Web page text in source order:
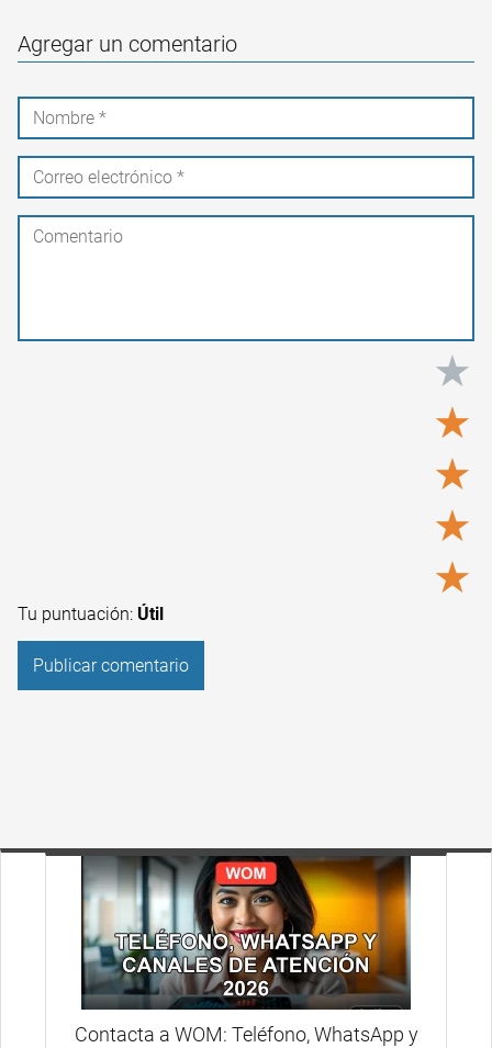
Agregar un comentario
★
★
★
★
★
Tu puntuación: Útil
Contacta a WOM: Teléfono, WhatsApp y